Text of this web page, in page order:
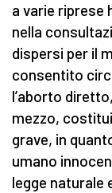
a varie riprese
nella
dispersi per il
consentito
l’aborto
mezzo,
grave, in
umano
legge naturale